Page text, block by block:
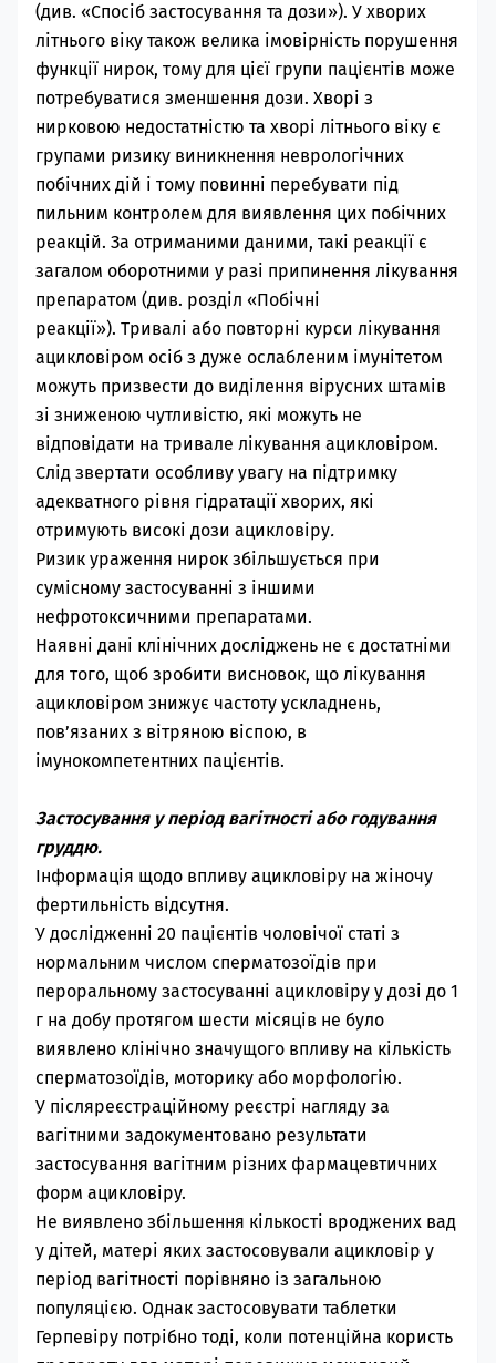
(див. «Спосіб застосування та дози»). У хворих
літнього віку також велика імовірність порушення
функції нирок, тому для цієї групи пацієнтів може
потребуватися зменшення дози. Хворі з
нирковою недостатністю та хворі літнього віку є
групами ризику виникнення неврологічних
побічних дій і тому повинні перебувати під
пильним контролем для виявлення цих побічних
реакцій. За отриманими даними, такі реакції є
загалом оборотними у разі припинення лікування
препаратом (див. розділ «Побічні
реакції»). Тривалі або повторні курси лікування
ацикловіром осіб з дуже ослабленим імунітетом
можуть призвести до виділення вірусних штамів
зі зниженою чутливістю, які можуть не
відповідати на тривале лікування ацикловіром.
Слід звертати особливу увагу на підтримку
адекватного рівня гідратації хворих, які
отримують високі дози ацикловіру.
Ризик ураження нирок збільшується при
сумісному застосуванні з іншими
нефротоксичними препаратами.
Наявні дані клінічних досліджень не є достатніми
для того, щоб зробити висновок, що лікування
ацикловіром знижує частоту ускладнень,
пов’язаних з вітряною віспою, в
імунокомпетентних пацієнтів.
Застосування у період вагітності або годування
груддю.
Інформація щодо впливу ацикловіру на жіночу
фертильність відсутня.
У дослідженні 20 пацієнтів чоловічої статі з
нормальним числом сперматозоїдів при
пероральному застосуванні ацикловіру у дозі до 1
г на добу протягом шести місяців не було
виявлено клінічно значущого впливу на кількість
сперматозоїдів, моторику або морфологію.
У післяреєстраційному реєстрі нагляду за
вагітними задокументовано результати
застосування вагітним різних фармацевтичних
форм ацикловіру.
Не виявлено збільшення кількості вроджених вад
у дітей, матері яких застосовували ацикловір у
період вагітності порівняно із загальною
популяцією. Однак застосовувати таблетки
Герпевіру потрібно тоді, коли потенційна користь